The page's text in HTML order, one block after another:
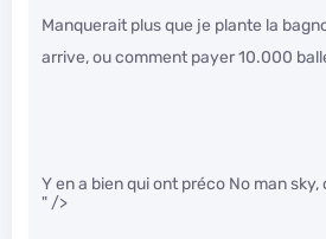
Manquerait plus que je plante la
arrive, ou comment payer 10.000
Y en a bien qui ont préco No man sky,
" />